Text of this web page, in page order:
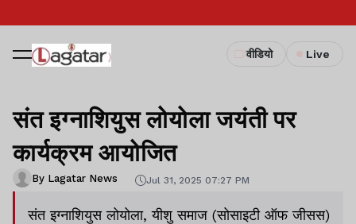
वीडियो Live
संत इग्नाशियुस लोयोला जयंती पर
कार्यक्रम आयोजित
By Lagatar News Jul 31, 2025 07:27 PM
संत इग्नाशियुस लोयोला, यीशु समाज (सोसाइटी ऑफ जीसस)